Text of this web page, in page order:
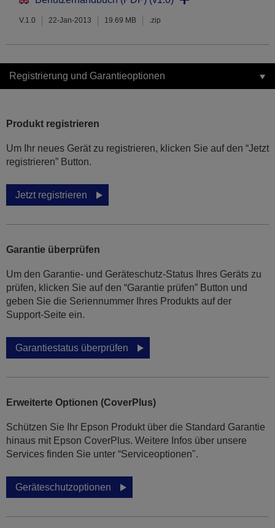
V.1.0 22-Jan-2013 19.69 MB .zip
Registrierung und Garantieoptionen
Produkt registrieren
Um Ihr neues Gerät zu registrieren, klicken Sie auf den “Jetzt
registrieren” Button.
Jetzt registrieren
Garantie überprüfen
Um den Garantie- und Geräteschutz-Status Ihres Geräts zu
prüfen, klicken Sie auf den “Garantie prüfen” Button und
geben Sie die Seriennummer Ihres Produkts auf der
Support-Seite ein.
Garantiestatus überprüfen
Erweiterte Optionen (CoverPlus)
Schützen Sie Ihr Epson Produkt über die Standard Garantie
hinaus mit Epson CoverPlus. Weitere Infos über unsere
Services finden Sie unter “Serviceoptionen".
Geräteschutzoptionen